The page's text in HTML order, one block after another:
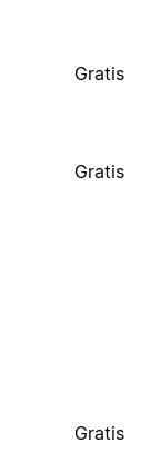
Gratis
Gratis
Gratis